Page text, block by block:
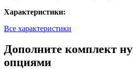
Характеристики:
Все характеристики
Дополните комплект
опциями